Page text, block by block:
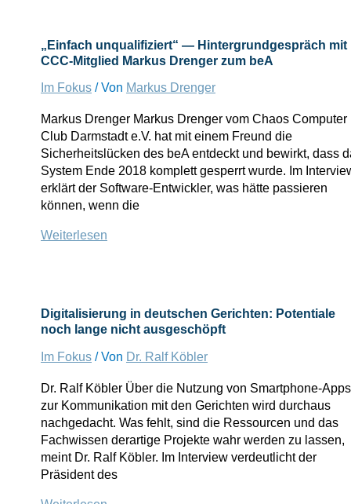
Dr.
Dominik
Herzog
den
passenden
Song!
„Einfach unqualifiziert“ — Hintergrundgespräch mit
CCC-Mitglied Markus Drenger zum beA
Im Fokus/ Von Markus Drenger
Markus Drenger Markus Drenger vom Chaos Computer
Club Darmstadt e.V. hat mit einem Freund die
Sicherheitslücken des beA entdeckt und bewirkt, dass
System Ende 2018 komplett gesperrt wurde. Im
erklärt der Software-Entwickler, was hätte passieren
können, wenn die
„Einfach
CCC-
Mitglied
Markus
zum
beA
Weiterlesen
Digitalisierung in deutschen Gerichten: Potentiale
noch lange nicht ausgeschöpft
Im Fokus/ Von Dr. Ralf Köbler
Dr. Ralf Köbler Über die Nutzung von Smartphone-Apps
zur Kommunikation mit den Gerichten wird durchaus
nachgedacht. Was fehlt, sind die Ressourcen und das
Fachwissen derartige Projekte wahr werden zu lassen,
meint Dr. Ralf Köbler. Im Interview verdeutlicht der
Präsident des